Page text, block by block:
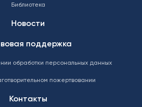
Библиотека
Новости
поддержка
обработки персональных данных
пожертвовании
Контакты